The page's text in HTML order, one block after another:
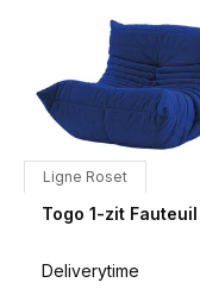
Ligne Roset
Togo 1-zit Fauteuil
Deliverytime